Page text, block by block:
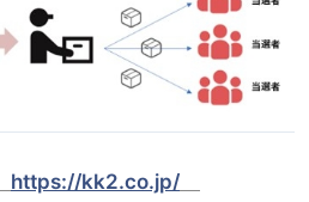
https://kk2.co.jp/